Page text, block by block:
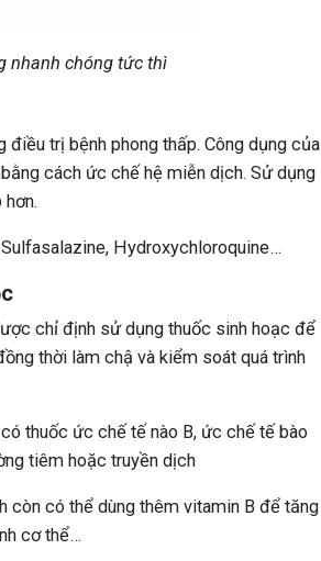
nhanh chóng tức thì
trị bệnh phong thấp. Công dụng của
cách ức chế hệ miễn dịch. Sử dụng
Hydroxychloroquine…
chỉ định sử dụng thuốc sinh hoạc để
thời làm chậ và kiểm soát quá trình
thuốc ức chế tế nào B, ức chế tế bào
tiêm hoặc truyền dịch
còn có thể dùng thêm vitamin B để tăng
cơ thể…